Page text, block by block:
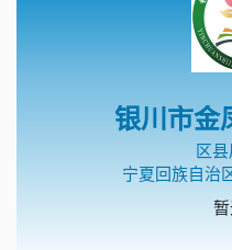
银川市金
区
宁夏回族自治